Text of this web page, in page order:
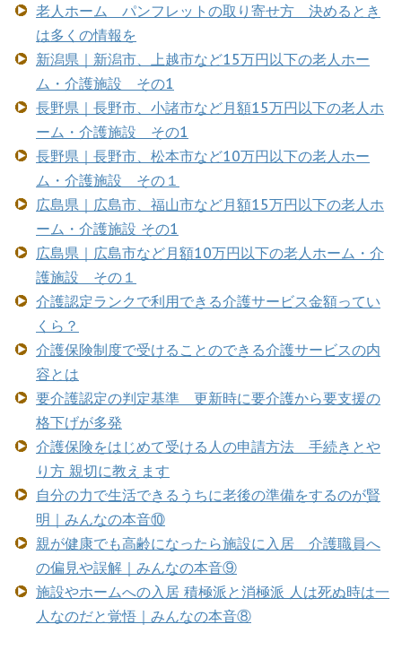
老人ホーム パンフレットの取り寄せ方 決めるとき
は多くの情報を
新潟県｜新潟市、上越市など15万円以下の老人ホー
ム・介護施設 その1
長野県｜長野市、小諸市など月額15万円以下の老人ホ
ーム・介護施設 その1
長野県｜長野市、松本市など10万円以下の老人ホー
ム・介護施設 その１
広島県｜広島市、福山市など月額15万円以下の老人ホ
ーム・介護施設 その1
広島県｜広島市など月額10万円以下の老人ホーム・介
護施設 その１
介護認定ランクで利用できる介護サービス金額ってい
くら？
介護保険制度で受けることのできる介護サービスの内
容とは
要介護認定の判定基準 更新時に要介護から要支援の
格下げが多発
介護保険をはじめて受ける人の申請方法 手続きとや
り方 親切に教えます
自分の力で生活できるうちに老後の準備をするのが賢
明｜みんなの本音⑩
親が健康でも高齢になったら施設に入居 介護職員へ
の偏見や誤解｜みんなの本音⑨
施設やホームへの入居 積極派と消極派 人は死ぬ時は一
人なのだと覚悟｜みんなの本音⑧